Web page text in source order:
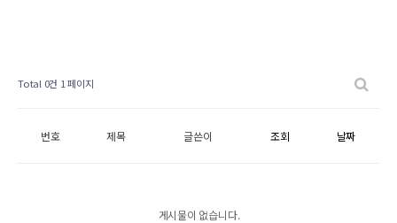
Total 0건 1 페이지
번호 제목 글쓴이 조회 날짜
게시물이 없습니다.